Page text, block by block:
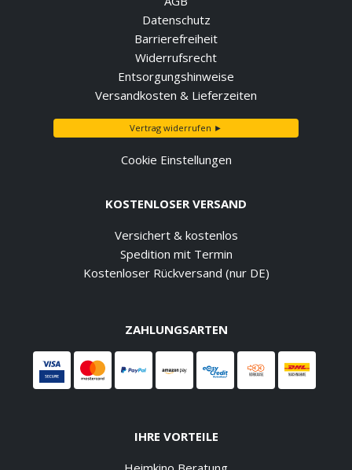
Datenschutz
Barrierefreiheit
Widerrufsrecht
Entsorgungshinweise
Versandkosten & Lieferzeiten
Vertrag widerrufen ►
Cookie Einstellungen
KOSTENLOSER VERSAND
Versichert & kostenlos
Spedition mit Termin
Kostenloser Rückversand (nur DE)
ZAHLUNGSARTEN
IHRE VORTEILE